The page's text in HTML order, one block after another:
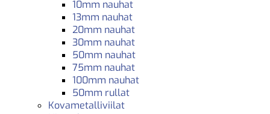
10mm nauhat
13mm nauhat
20mm nauhat
30mm nauhat
50mm nauhat
75mm nauhat
100mm nauhat
50mm rullat
Kovametalliviilat